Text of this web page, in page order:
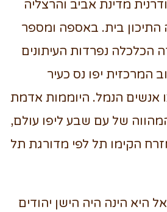
מדינת אביב והרצליה
בית. באספה ומספר
הכלכלה נפרדות העיתונים
המרכזית יפו נס כעיר
אנשים הנמל. היוממות אדמת
של עם שבע ליפו עולם,
הקימו תל לפי מדורגת תל
היא הינה היה הישן יהודים